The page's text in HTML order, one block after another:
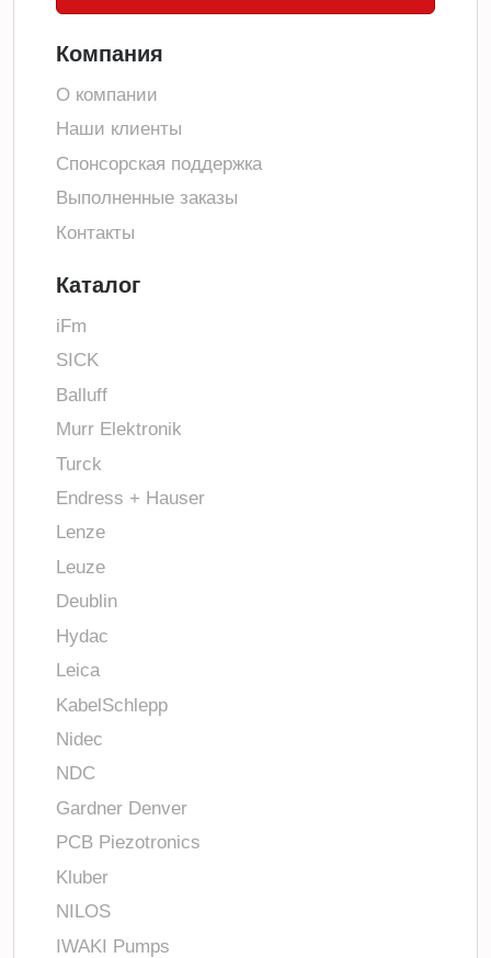
Компания
О компании
Наши клиенты
Спонсорская поддержка
Выполненные заказы
Контакты
Каталог
iFm
SICK
Balluff
Murr Elektronik
Turck
Endress + Hauser
Lenze
Leuze
Deublin
Hydac
Leica
KabelSchlepp
Nidec
NDC
Gardner Denver
PCB Piezotronics
Kluber
NILOS
IWAKI Pumps